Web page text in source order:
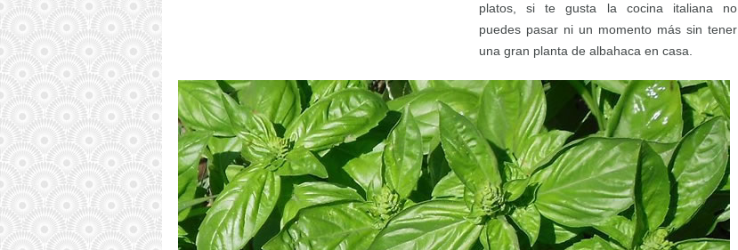
platos, si te gusta la cocina italiana no
puedes pasar ni un momento más sin tener
una gran planta de albahaca en casa.